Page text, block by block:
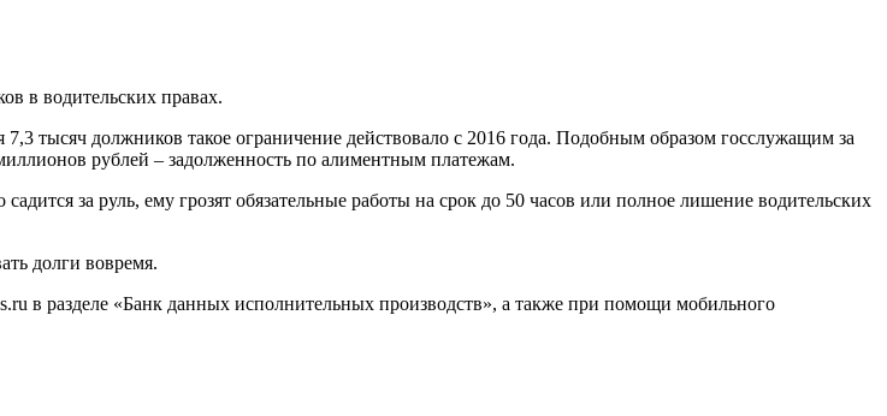
в водительских правах.
должников такое ограничение действовало с 2016 года. Подобным образом госслужащим за
рублей – задолженность по алиментным платежам.
за руль, ему грозят обязательные работы на срок до 50 часов или полное лишение водительских
долги вовремя.
в разделе «Банк данных исполнительных производств», а также при помощи мобильного